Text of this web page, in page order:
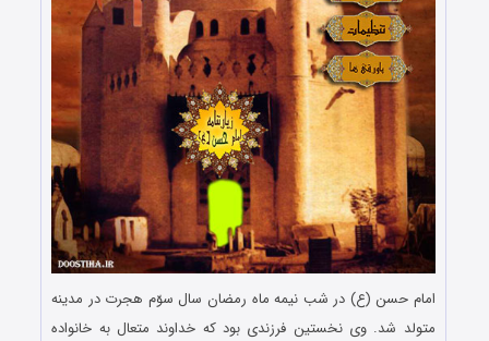
امام حسن (ع) در شب نیمه ماه رمضان سال سوّم هجرت در مدینه
متولد شد. وى نخستین فرزندی بود که خداوند متعال به خانواده